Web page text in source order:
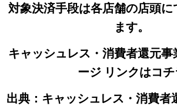
対象決済手段は各店舗の店頭に
ます。
キャッシュレス・消費者還元
ージ リンクはコチ
出典：キャッシュレス・消費者